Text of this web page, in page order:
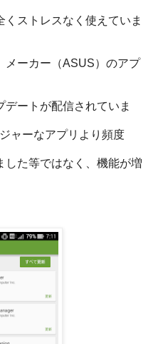
ストレスなく使えていま
メーカー（ASUS）のアプ
ートが配信されていま
ャーなアプリより頻度
した等ではなく、機能が増